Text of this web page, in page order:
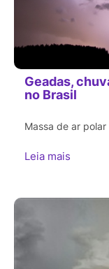
Geadas,
no Brasil
Massa de ar
Leia mais